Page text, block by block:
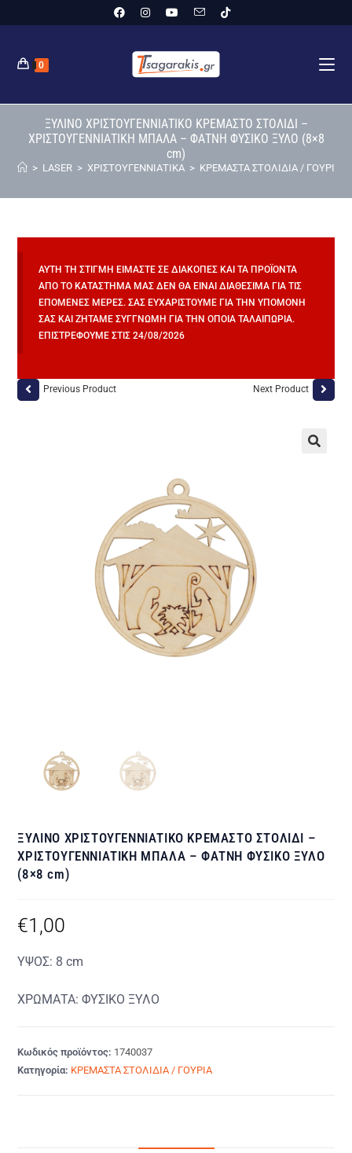
0
ΞΥΛΙΝΟ ΧΡΙΣΤΟΥΓΕΝΝΙΑΤΙΚΟ ΚΡΕΜΑΣΤΟ ΣΤΟΛΙΔΙ –
ΧΡΙΣΤΟΥΓΕΝΝΙΑΤΙΚΗ ΜΠΑΛΑ – ΦΑΤΝΗ ΦΥΣΙΚΟ ΞΥΛΟ (8×8
cm)
> LASER > ΧΡΙΣΤΟΥΓΕΝΝΙΑΤΙΚΑ > ΚΡΕΜΑΣΤΑ ΣΤΟΛΙΔΙΑ / ΓΟΥΡΙΑ
ΑΥΤΉ ΤΗ ΣΤΙΓΜΉ ΕΊΜΑΣΤΕ ΣΕ ΔΙΑΚΟΠΈΣ ΚΑΙ ΤΑ ΠΡΟΪΌΝΤΑ
ΑΠΌ ΤΟ ΚΑΤΆΣΤΗΜΆ ΜΑΣ ΔΕΝ ΘΑ ΕΊΝΑΙ ΔΙΑΘΈΣΙΜΑ ΓΙΑ ΤΙΣ
ΕΠΌΜΕΝΕΣ ΜΈΡΕΣ. ΣΑΣ ΕΥΧΑΡΙΣΤΟΎΜΕ ΓΙΑ ΤΗΝ ΥΠΟΜΟΝΉ
ΣΑΣ ΚΑΙ ΖΗΤΆΜΕ ΣΥΓΓΝΏΜΗ ΓΙΑ ΤΗΝ ΌΠΟΙΑ ΤΑΛΑΙΠΩΡΊΑ.
ΕΠΙΣΤΡΈΦΟΥΜΕ ΣΤΙΣ 24/08/2026
Previous Product Next Product
ΞΥΛΙΝΟ ΧΡΙΣΤΟΥΓΕΝΝΙΑΤΙΚΟ ΚΡΕΜΑΣΤΟ ΣΤΟΛΙΔΙ –
ΧΡΙΣΤΟΥΓΕΝΝΙΑΤΙΚΗ ΜΠΑΛΑ – ΦΑΤΝΗ ΦΥΣΙΚΟ ΞΥΛΟ
(8×8 cm)
€1,00
ΥΨΟΣ: 8 cm
ΧΡΩΜΑΤΑ: ΦΥΣΙΚΟ ΞΥΛΟ
Κωδικός προϊόντος: 1740037
Κατηγορία: ΚΡΕΜΑΣΤΑ ΣΤΟΛΙΔΙΑ / ΓΟΥΡΙΑ